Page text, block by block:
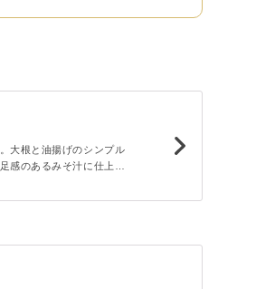
大根と油揚げのシンプル
感のあるみそ汁に仕上が